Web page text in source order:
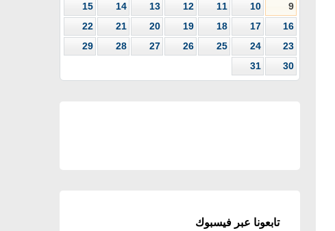
9
10
11
12
13
14
15
16
17
18
19
20
21
22
23
24
25
26
27
28
29
30
31
تابعونا عبر فيسبوك